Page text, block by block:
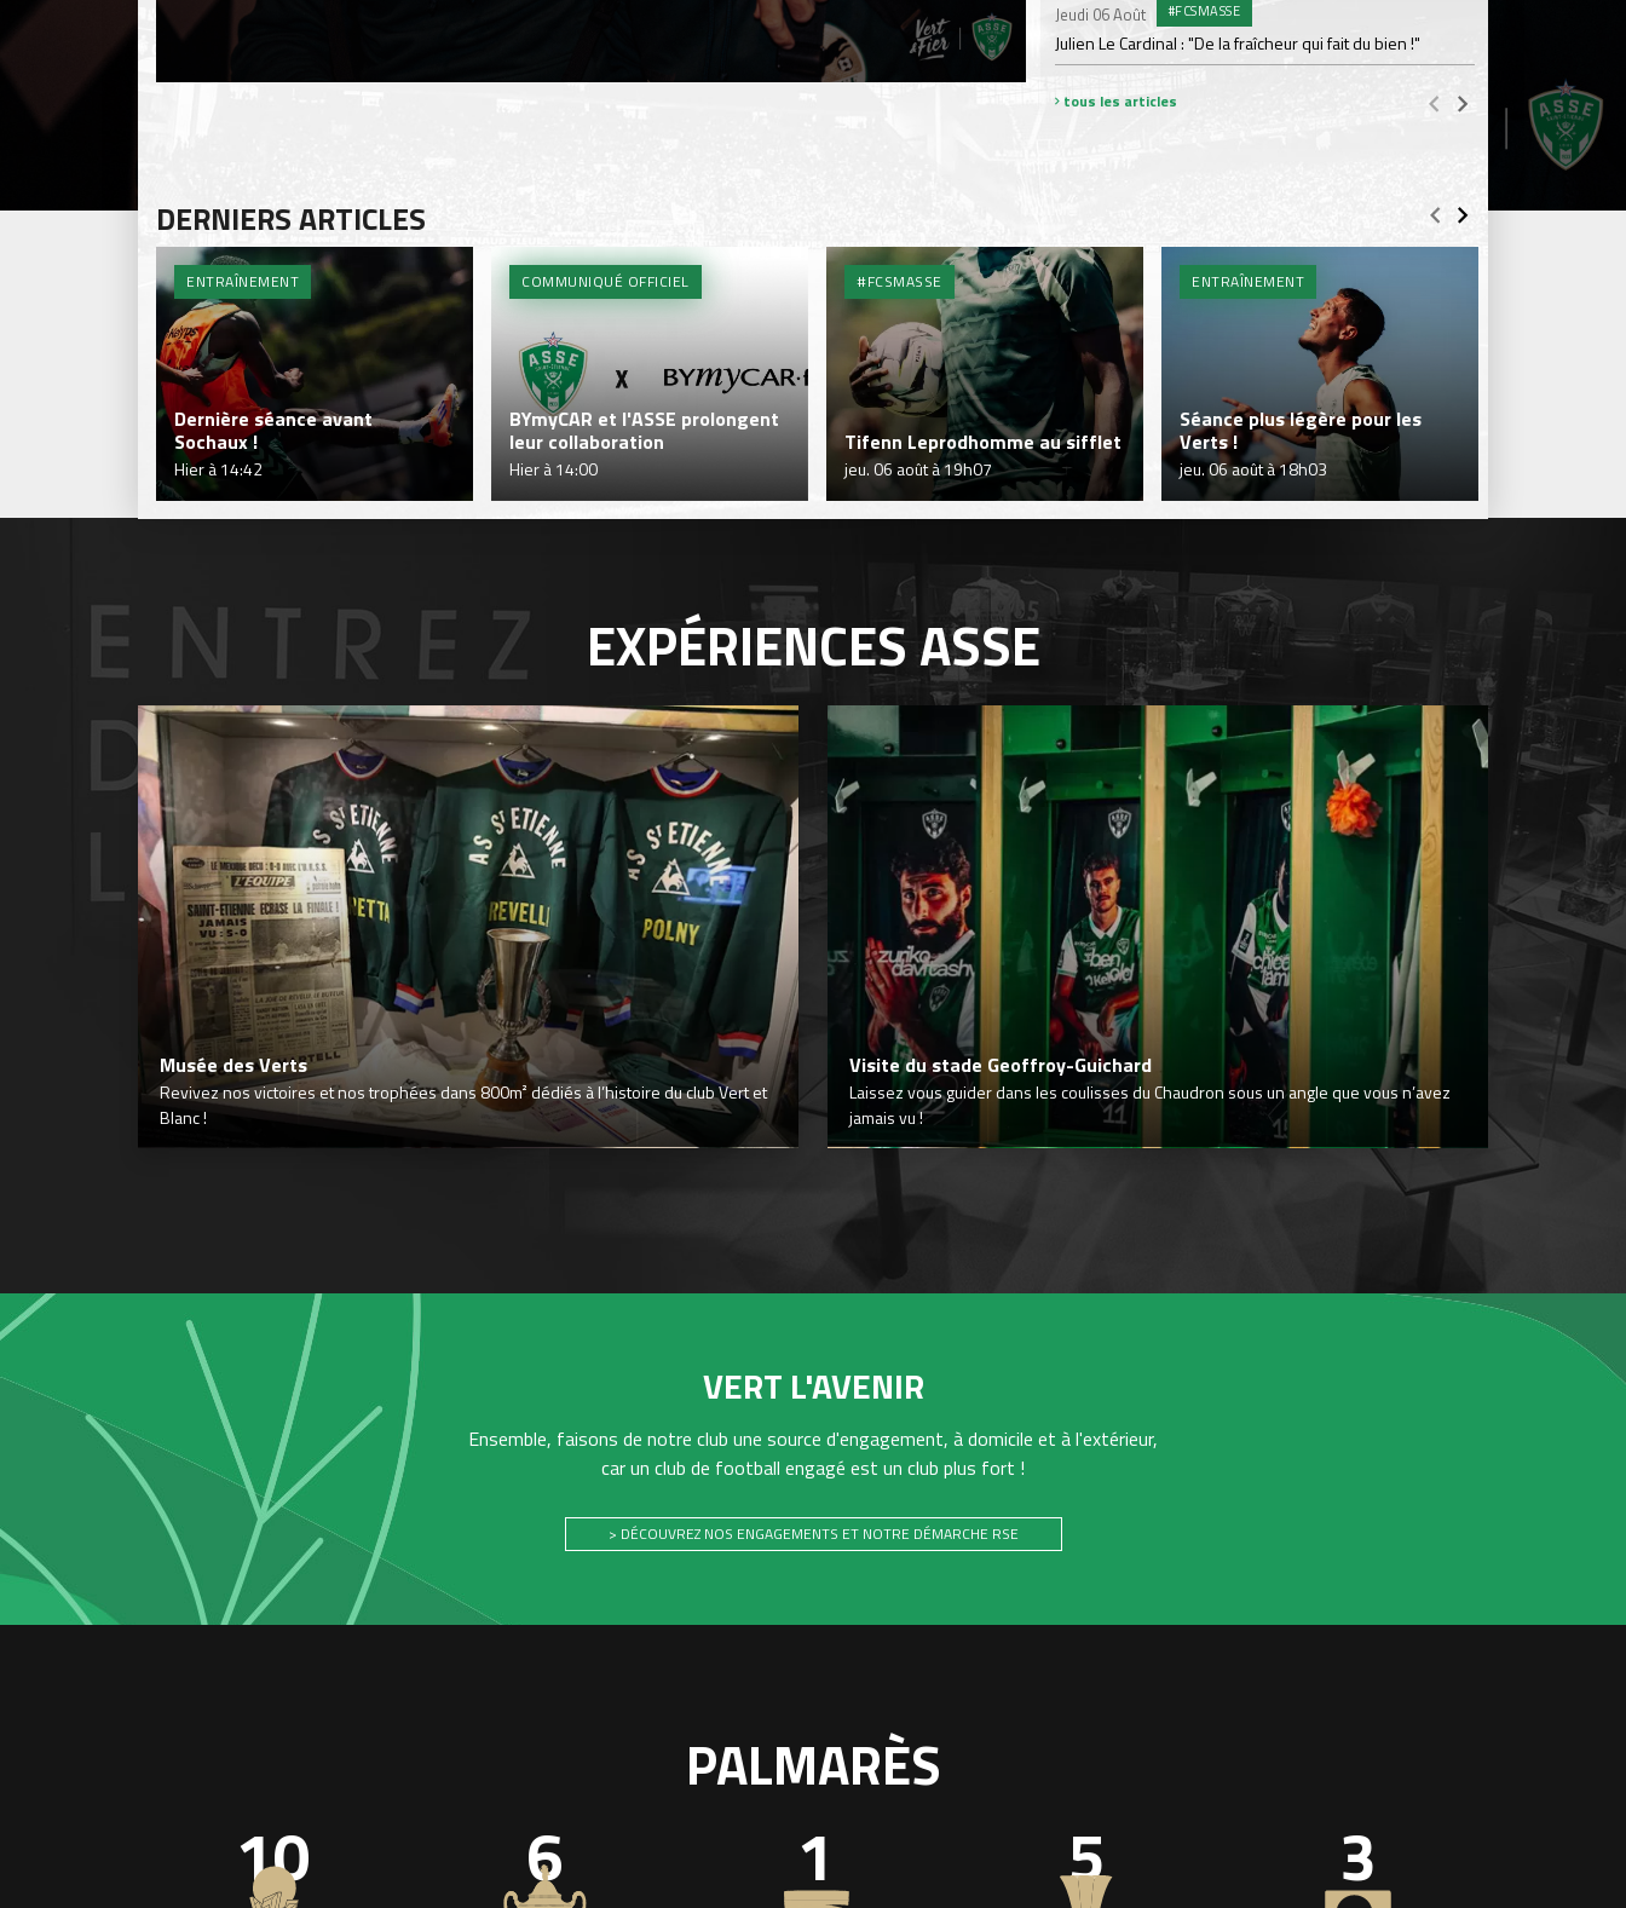
Jeudi 06 Août #FCSMASSE
Julien Le Cardinal : "De la fraîcheur qui fait du bien !"
tous les articles
DERNIERS ARTICLES
ENTRAÎNEMENT
Dernière séance avant
Sochaux !
Hier à 14:42
COMMUNIQUÉ OFFICIEL
BYmyCAR et l'ASSE prolongent
leur collaboration
Hier à 14:00
#FCSMASSE
Tifenn Leprodhomme au sifflet
jeu. 06 août à 19h07
ENTRAÎNEMENT
Séance plus légère pour les
Verts !
jeu. 06 août à 18h03
EXPÉRIENCESASSE
Musée des Verts
Revivez nos victoires et nos trophées dans 800m² dédiés à l’histoire du club Vert et
Blanc !
Visite du stade Geoffroy-Guichard
Laissez vous guider dans les coulisses du Chaudron sous un angle que vous n’avez
jamais vu !
VERT L'AVENIR
Ensemble, faisons de notre club une source d'engagement, à domicile et à l'extérieur,
car un club de football engagé est un club plus fort !
> DÉCOUVREZ NOS ENGAGEMENTS ET NOTRE DÉMARCHE RSE
PALMARÈS
10 6 1 5 3